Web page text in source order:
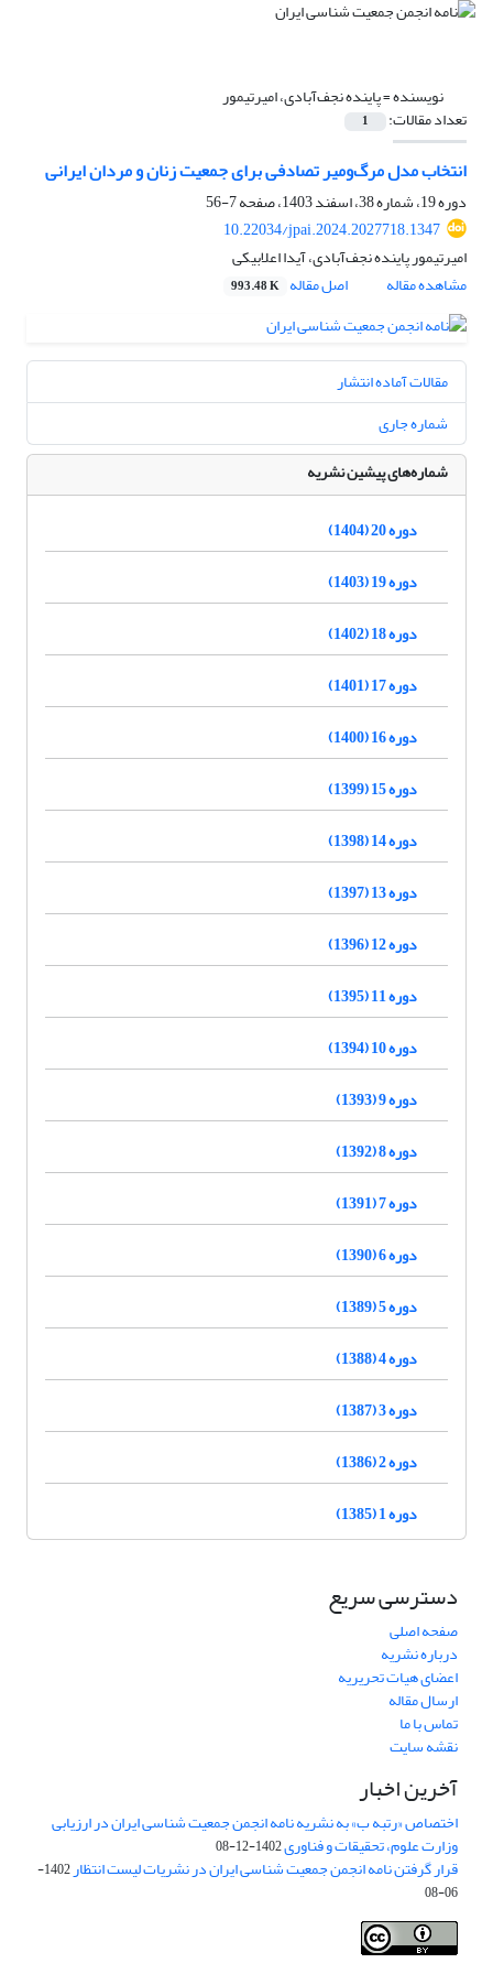
نویسنده =پاینده نجف‌آبادی، امیرتیمور
تعداد مقالات: 1
انتخاب مدل مرگ‌ومیر تصادفی برای جمعیت زنان و مردان ایرانی
دوره 19، شماره 38، اسفند 1403، صفحه
7-56
10.22034/jpai.2024.2027718.1347
امیرتیمور پاینده نجف‌آبادی، آیدا اعلابیکی
مشاهده مقاله
اصل مقاله 993.48 K
مقالات آماده انتشار
شماره جاری
شماره‌های پیشین نشریه
دوره 20 (1404)
دوره 19 (1403)
دوره 18 (1402)
دوره 17 (1401)
دوره 16 (1400)
دوره 15 (1399)
دوره 14 (1398)
دوره 13 (1397)
دوره 12 (1396)
دوره 11 (1395)
دوره 10 (1394)
دوره 9 (1393)
دوره 8 (1392)
دوره 7 (1391)
دوره 6 (1390)
دوره 5 (1389)
دوره 4 (1388)
دوره 3 (1387)
دوره 2 (1386)
دوره 1 (1385)
دسترسی سریع
صفحه اصلی
درباره نشریه
اعضای هیات تحریریه
ارسال مقاله
تماس با ما
نقشه سایت
آخرین اخبار
اختصاص «رتبه ب» به نشریه نامه انجمن جمعیت شناسی ایران در ارزیابی
وزارت علوم، تحقیقات و فناوری1402-12-08
قرار گرفتن نامه انجمن جمعیت شناسی ایران در نشریات لیست انتظار
1402-
06-08